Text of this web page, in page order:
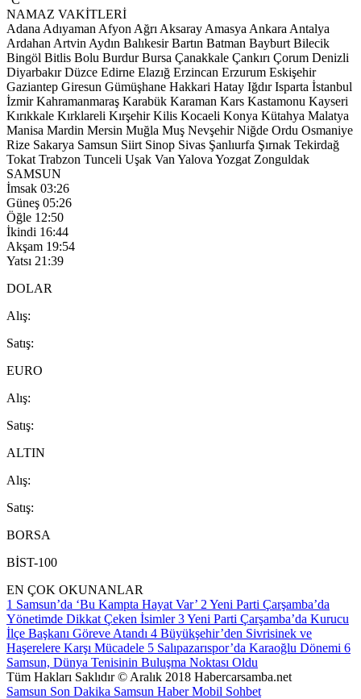
NAMAZ VAKİTLERİ
Adana Adıyaman Afyon Ağrı Aksaray Amasya Ankara Antalya
Ardahan Artvin Aydın Balıkesir Bartın Batman Bayburt Bilecik
Bingöl Bitlis Bolu Burdur Bursa Çanakkale Çankırı Çorum Denizli
Diyarbakır Düzce Edirne Elazığ Erzincan Erzurum Eskişehir
Gaziantep Giresun Gümüşhane Hakkari Hatay Iğdır Isparta İstanbul
İzmir Kahramanmaraş Karabük Karaman Kars Kastamonu Kayseri
Kırıkkale Kırklareli Kırşehir Kilis Kocaeli Konya Kütahya Malatya
Manisa Mardin Mersin Muğla Muş Nevşehir Niğde Ordu Osmaniye
Rize Sakarya Samsun Siirt Sinop Sivas Şanlıurfa Şırnak Tekirdağ
Tokat Trabzon Tunceli Uşak Van Yalova Yozgat Zonguldak
SAMSUN
İmsak 03:26
Güneş 05:26
Öğle 12:50
İkindi 16:44
Akşam 19:54
Yatsı 21:39
DOLAR
Alış:
Satış:
EURO
Alış:
Satış:
ALTIN
Alış:
Satış:
BORSA
BİST-100
EN ÇOK OKUNANLAR
1 Samsun’da ‘Bu Kampta Hayat Var’ 2 Yeni Parti Çarşamba’da
Yönetimde Dikkat Çeken İsimler 3Yeni Parti Çarşamba’da Kurucu
İlçe Başkanı Göreve Atandı 4 Büyükşehir’den Sivrisinek ve
Haşerelere Karşı Mücadele 5 Salıpazarıspor’da Karaoğlu Dönemi 6
Samsun, Dünya Tenisinin Buluşma Noktası Oldu
Tüm Hakları Saklıdır © Aralık 2018 Habercarsamba.net
Samsun Son Dakika Samsun HaberMobil Sohbet